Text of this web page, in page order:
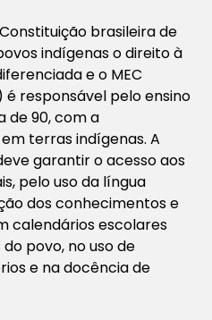
brasileira de
indígenas o direito à
e o MEC
é responsável pelo ensino
de 90, com a
terras indígenas. A
garantir o acesso aos
pelo uso da língua
dos conhecimentos e
calendários escolares
povo, no uso de
e na docência de